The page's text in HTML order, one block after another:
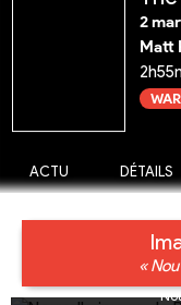
2
Matt
ACTU DÉTAILS
«